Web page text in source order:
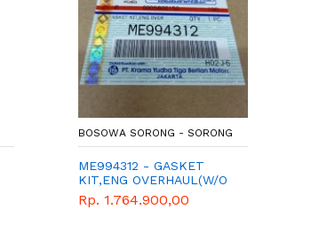
BOSOWA SORONG - SORONG
ME994312 - GASKET
KIT,ENG OVERHAUL(W/O
G/
Rp. 1.764.900,00